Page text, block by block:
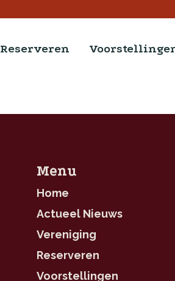
Reserveren
Menu
Home
Actueel Nieuws
Vereniging
Reserveren
Voorstellingen